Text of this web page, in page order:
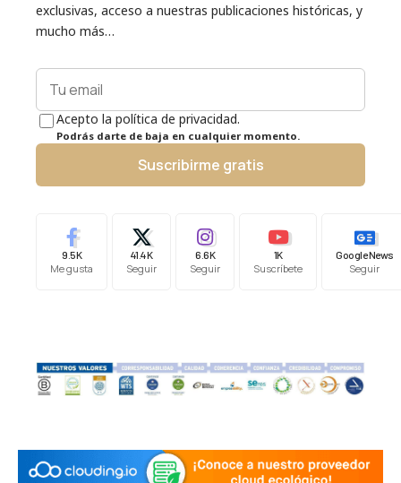
exclusivas, acceso a nuestras publicaciones históricas, y
mucho más…
Acepto la política de privacidad.
Podrás darte de baja en cualquier momento.
Suscribirme gratis
9.5K
Me gusta
41.4K
Seguir
6.6K
Seguir
1K
Suscríbete
Google News
Seguir